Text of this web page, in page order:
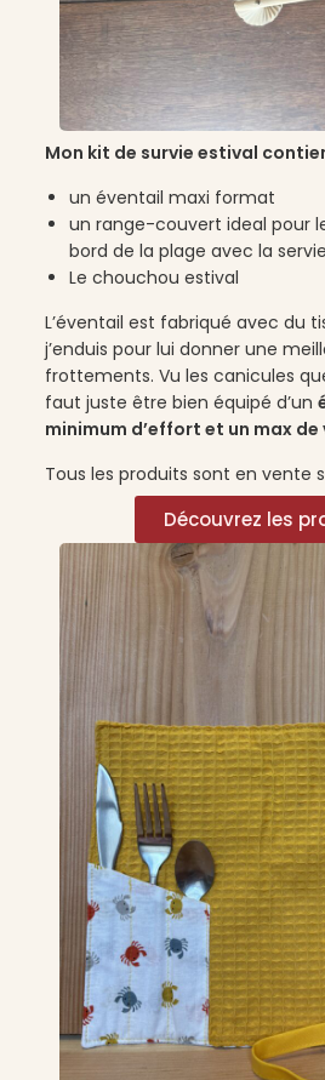
Mon kit de survie estival
un éventail maxi format
un range-couvert ideal pour
bord de la plage avec la
Le chouchou estival
L’éventail est fabriqué avec du
j’enduis pour lui donner une
frottements. Vu les canicules
faut juste être bien équipé d’un
minimum d’effort et un max de
Tous les produits sont en vente
Découvrez les